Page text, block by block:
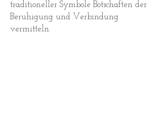
traditioneller Symbole Botschaften der
Beruhigung und Verbindung
vermitteln.